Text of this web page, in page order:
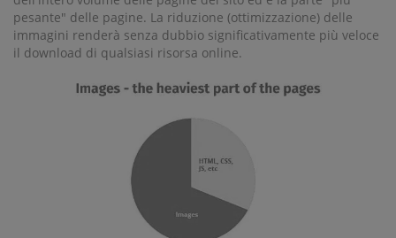
pesante" delle pagine. La riduzione (ottimizzazione) delle
immagini renderà senza dubbio significativamente più veloce
il download di qualsiasi risorsa online.